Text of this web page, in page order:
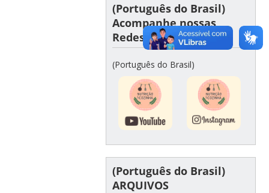
(Português do Brasil)
Acompanhe nossas
Redes Sociais
(Português do Brasil)
(Português do Brasil)
ARQUIVOS